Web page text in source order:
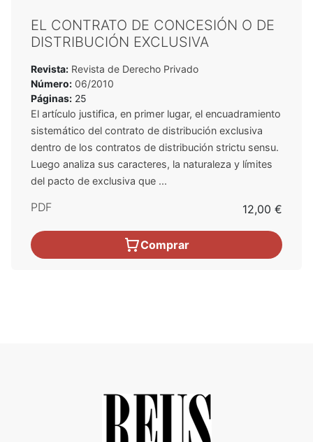
EL CONTRATO DE CONCESIÓN O DE
DISTRIBUCIÓN EXCLUSIVA
Revista: Revista de Derecho Privado
Número: 06/2010
Páginas: 25
El artículo justifica, en primer lugar, el encuadramiento
sistemático del contrato de distribución exclusiva
dentro de los contratos de distribución strictu sensu.
Luego analiza sus caracteres, la naturaleza y límites
del pacto de exclusiva que ...
PDF 12,00 €
Comprar